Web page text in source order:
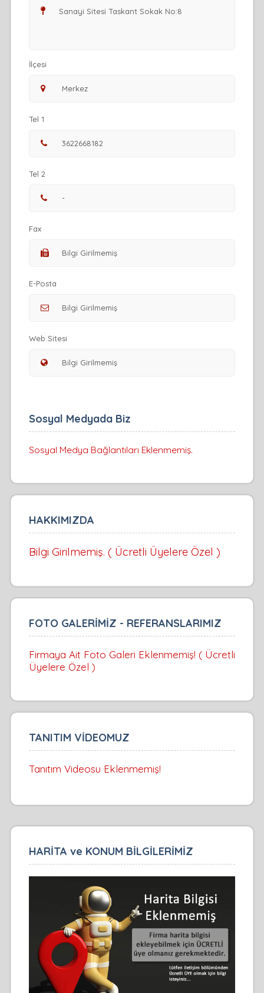
İlçesi
Tel 1
Tel 2
Fax
E-Posta
Web Sitesi
Sosyal Medyada Biz
Sosyal Medya Bağlantıları Eklenmemiş.
HAKKIMIZDA
Bilgi Girilmemiş. ( Ücretli Üyelere Özel )
FOTO GALERİMİZ - REFERANSLARIMIZ
Firmaya Ait Foto Galeri Eklenmemiş! ( Ücretli
Üyelere Özel )
TANITIM VİDEOMUZ
Tanıtım Videosu Eklenmemiş!
HARİTA ve KONUM BİLGİLERİMİZ